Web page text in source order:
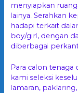
menyiapkan
lainya. Serahkan
hadapi terkait
boy/girl, dengan
diberbagai
Para calon
kami seleksi
lamaran,